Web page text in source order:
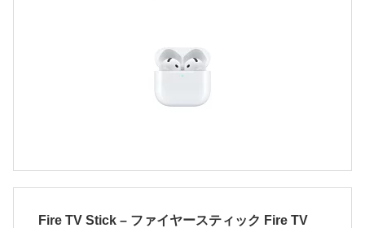
Fire TV Stick – ファイヤースティック Fire TV